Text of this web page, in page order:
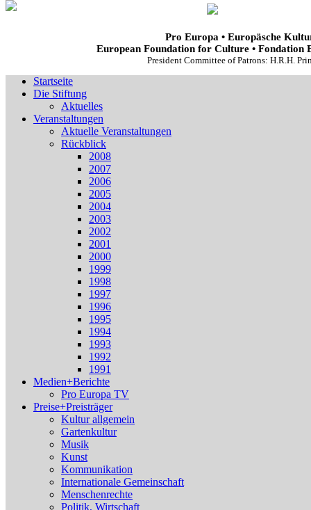
Pro Europa • Europäsche
European Foundation for Culture • Fondation
President Committee of Patrons: H.R.H.
Startseite
Die Stiftung
Aktuelles
Veranstaltungen
Aktuelle Veranstaltungen
Rückblick
2008
2007
2006
2005
2004
2003
2002
2001
2000
1999
1998
1997
1996
1995
1994
1993
1992
1991
Medien+Berichte
Pro Europa TV
Preise+Preisträger
Kultur allgemein
Gartenkultur
Musik
Kunst
Kommunikation
Internationale Gemeinschaft
Menschenrechte
Politik, Wirtschaft